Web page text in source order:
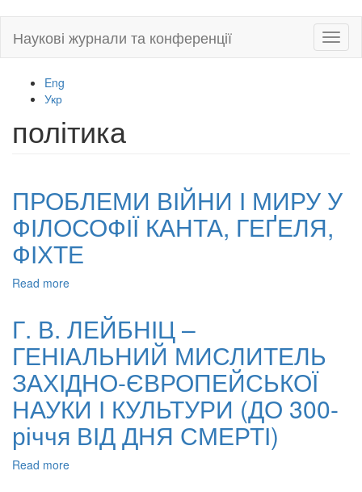
main
Наукові журнали та конференції
Eng
Укр
політика
ПРОБЛЕМИ ВІЙНИ І МИРУ У
ФІЛОСОФІЇ КАНТА, ГЕҐЕЛЯ,
ФІХТЕ
Read more
ВІЙНИ
І
МИРУ
У
ФІЛОСОФІЇ
КАНТА,
ГЕҐЕЛЯ,
ФІХТЕ
Г. В. ЛЕЙБНІЦ –
ГЕНІАЛЬНИЙ МИСЛИТЕЛЬ
ЗАХІДНО-ЄВРОПЕЙСЬКОЇ
НАУКИ І КУЛЬТУРИ (ДО 300-
річчя ВІД ДНЯ СМЕРТІ)
Read more